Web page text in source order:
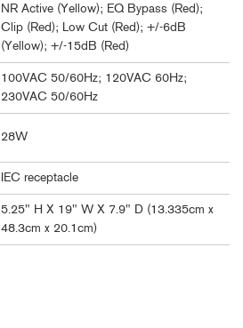
NR Active (Yellow); EQ Bypass (Red);
Clip (Red); Low Cut (Red); +/-6dB
(Yellow); +/-15dB (Red)
100VAC 50/60Hz; 120VAC 60Hz;
230VAC 50/60Hz
28W
IEC receptacle
5.25" H X 19" W X 7.9" D (13.335cm x
48.3cm x 20.1cm)